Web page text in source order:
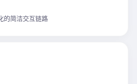
的简洁交互链路